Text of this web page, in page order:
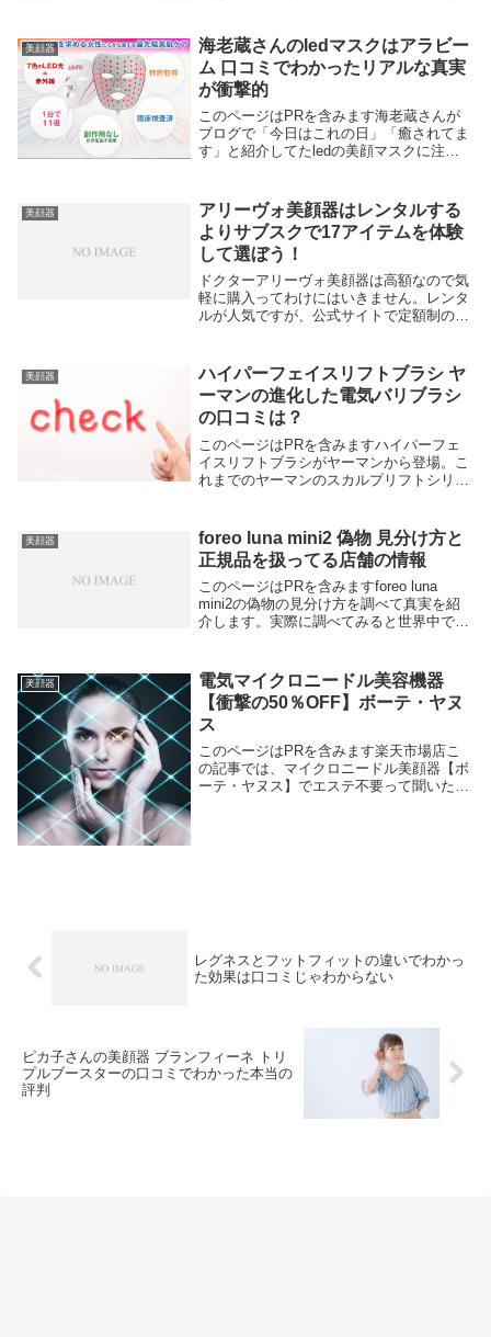
使用や湯船につけてはいけない、というこ
と。...
美顔器
海老蔵さんのledマスクはアラビー
ム 口コミでわかったリアルな真実
が衝撃的
このページはPRを含みます海老蔵さんが
ブログで「今日はこれの日」「癒されてま
す」と紹介してたledの美顔マスクに注
る他の美顔器と違いledマスクはやりすぎ
による負...
美顔器
アリーヴォ美顔器はレンタルする
よりサブスクで17アイテムを体験
して選ぼう！
ドクターアリーヴォ美顔器は高額なので気
軽に購入ってわけにはいきません。レンタ
ルが人気ですが、公式サイトで定額制のサ
縛りなしで、17種類の美顔器をいつでも変
更可能。効果がちゃんとあるか実際に体験
して自分に合った美顔器を選べます。
美顔器
ハイパーフェイスリフトブラシ ヤ
ーマンの進化した電気バリブラシ
の口コミは？
このページはPRを含みますハイパーフェ
イスリフトブラシがヤーマンから登場。こ
れまでのヤーマンのスカルプリフトシリー
き上げるように動かせます。ヤーマンの進
化した電気バ...
美顔器
foreo luna mini2 偽物 見分け方と
正規品を扱ってる店舗の情報
このページはPRを含みますforeo luna
mini2の偽物の見分け方を調べて真実を紹
介します。実際に調べてみると世界中で人
が偽物に引っかからないポイント...
美顔器
電気マイクロニードル美容機器
【衝撃の50％OFF】ボーテ・ヤヌ
ス
このページはPRを含みます楽天市場店こ
の記事では、マイクロニードル美顔器【ボ
ーテ・ヤヌス】でエステ不要って聞いたの
レグネスとフットフィットの違いでわかっ
た効果は口コミじゃわからない
ピカ子さんの美顔器 ブランフィーネ トリ
プルブースターの口コミでわかった本当の
評判